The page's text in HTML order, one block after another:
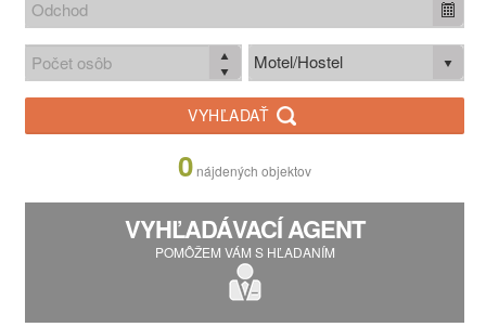
Motel/Hostel
VYHĽADAŤ
0 nájdených objektov
VYHĽADÁVACÍ AGENT
POMÔŽEM VÁM S HĽADANÍM